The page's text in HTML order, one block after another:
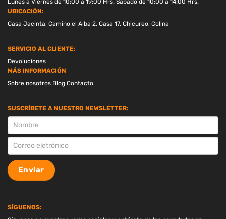
Lunes a Viernes de 10:00 a 19:00 Hrs. Sábado de 10:00 a 14:00 Hrs.
UBICACIÓN:
Casa Jacinta, Camino el Alba 2, Casa 17, Chicureo, Colina
SERVICIO AL CLIENTE:
Devoluciones
MÁS INFORMACIÓN
Sobre nosotros Blog Contacto
SUSCRÍBETE A NUESTRO NEWSLETTER:
SUSCRIPCION
Enviar
SÍGUENOS: